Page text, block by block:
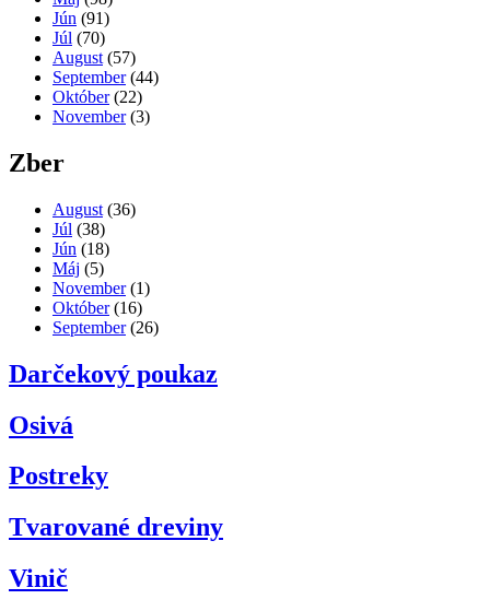
Jún (91)
Júl (70)
August (57)
September (44)
Október (22)
November (3)
Zber
August (36)
Júl (38)
Jún (18)
Máj (5)
November (1)
Október (16)
September (26)
Darčekový poukaz
Osivá
Postreky
Tvarované dreviny
Vinič